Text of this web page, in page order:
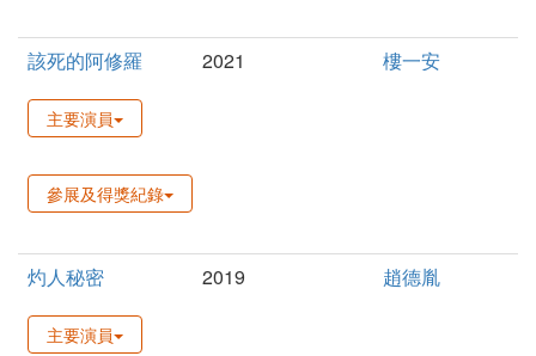
該死的阿修羅 2021 樓一安
主要演員
參展及得獎紀錄
灼人秘密 2019 趙德胤
主要演員